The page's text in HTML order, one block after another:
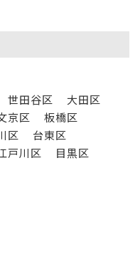
世田谷区
大田区
京区
板橋区
区
台東区
戸川区
目黒区